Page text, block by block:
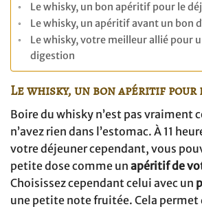
Le whisky, un bon apéritif pour le
Le whisky, un apéritif avant un bon
Le whisky, votre meilleur allié pour
digestion
Le whisky, un bon apéritif
Boire du whisky n’est pas vraiment
n’avez rien dans l’estomac. À 11
votre déjeuner cependant, vous
petite dose comme un apéritif de
Choisissez cependant celui avec un
une petite note fruitée. Cela permet